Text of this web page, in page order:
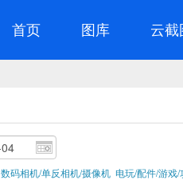
首页 图库 云截
数码相机/单反相机/摄像机 电玩/配件/游戏/